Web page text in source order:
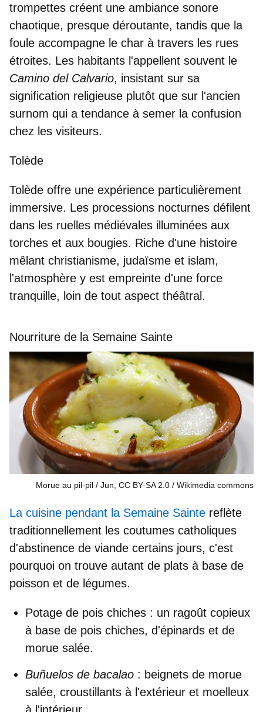
trompettes créent une ambiance sonore
chaotique, presque déroutante, tandis que la
foule accompagne le char à travers les rues
étroites. Les habitants l'appellent souvent le
Camino del Calvario, insistant sur sa
signification religieuse plutôt que sur l'ancien
surnom qui a tendance à semer la confusion
chez les visiteurs.
Tolède
Tolède offre une expérience particulièrement
immersive. Les processions nocturnes défilent
dans les ruelles médiévales illuminées aux
torches et aux bougies. Riche d'une histoire
mêlant christianisme, judaïsme et islam,
l'atmosphère y est empreinte d'une force
tranquille, loin de tout aspect théâtral.
Nourriture de la Semaine Sainte
Morue au pil-pil / Jun, CC BY-SA 2.0 Wikimedia commons
La cuisine pendant la Semaine Sainte reflète
traditionnellement les coutumes catholiques
d'abstinence de viande certains jours, c'est
pourquoi on trouve autant de plats à base de
poisson et de légumes.
Potage de pois chiches : un ragoût copieux
à base de pois chiches, d'épinards et de
morue salée.
Buñuelos de bacalao : beignets de morue
salée, croustillants à l'extérieur et moelleux